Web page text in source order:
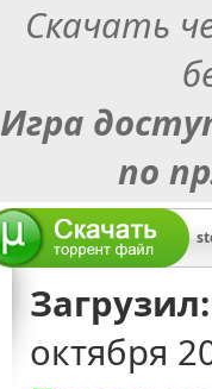
Скачать
Игра
по
Загрузил:
октября